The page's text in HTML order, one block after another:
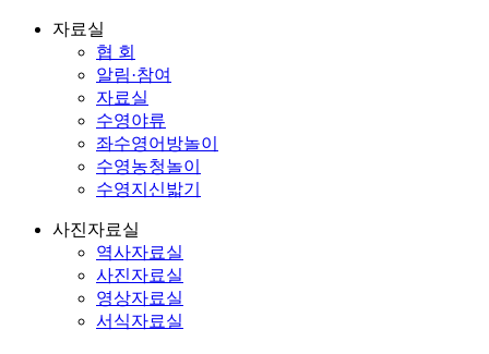
자료실
협 회
알림·참여
자료실
수영야류
좌수영어방놀이
수영농청놀이
수영지신밟기
사진자료실
역사자료실
사진자료실
영상자료실
서식자료실